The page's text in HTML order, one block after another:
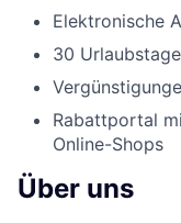
Elektronische
30
Rabattportal
Online-Shops
Über uns